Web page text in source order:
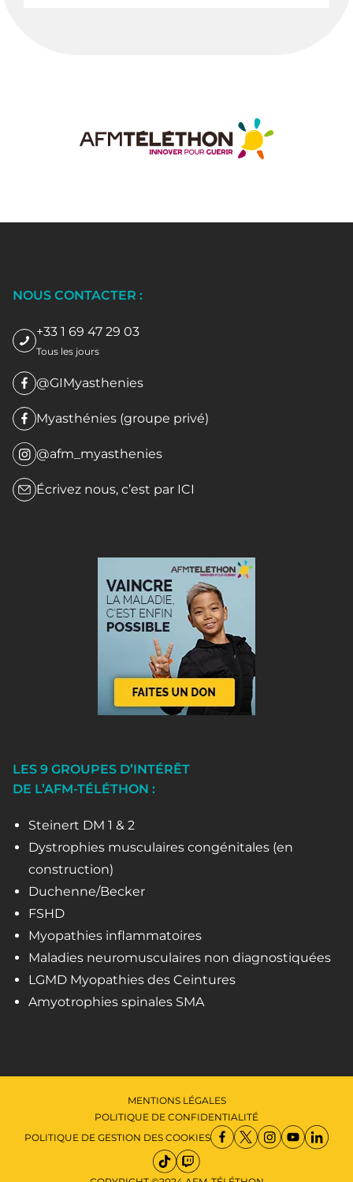
NOUS CONTACTER :
+33 1 69 47 29 03
Tous les jours
@GIMyasthenies
Myasthénies (groupe privé)
@afm_myasthenies
Écrivez nous, c’est par ICI
LES 9 GROUPES D’INTÉRÊT
DE L’AFM-TÉLÉTHON :
Steinert DM 1 & 2
Dystrophies musculaires congénitales (en
construction)
Duchenne/Becker
FSHD
Myopathies inflammatoires
Maladies neuromusculaires non diagnostiquées
LGMD Myopathies des Ceintures
Amyotrophies spinales SMA
MENTIONS LÉGALES
POLITIQUE DE CONFIDENTIALITÉ
POLITIQUE DE GESTION DES COOKIES